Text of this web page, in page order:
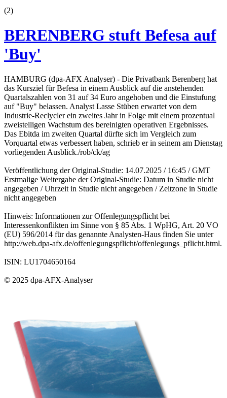
(2)
BERENBERG stuft Befesa auf
'Buy'
HAMBURG (dpa-AFX Analyser) - Die Privatbank Berenberg hat
das Kursziel für Befesa in einem Ausblick auf die anstehenden
Quartalszahlen von 31 auf 34 Euro angehoben und die Einstufung
auf "Buy" belassen. Analyst Lasse Stüben erwartet von dem
Industrie-Reclycler ein zweites Jahr in Folge mit einem prozentual
zweistelligen Wachstum des bereinigten operativen Ergebnisses.
Das Ebitda im zweiten Quartal dürfte sich im Vergleich zum
Vorquartal etwas verbessert haben, schrieb er in seinem am Dienstag
vorliegenden Ausblick./rob/ck/ag
Veröffentlichung der Original-Studie: 14.07.2025 / 16:45 / GMT
Erstmalige Weitergabe der Original-Studie: Datum in Studie nicht
angegeben / Uhrzeit in Studie nicht angegeben / Zeitzone in Studie
nicht angegeben
Hinweis: Informationen zur Offenlegungspflicht bei
Interessenkonflikten im Sinne von § 85 Abs. 1 WpHG, Art. 20 VO
(EU) 596/2014 für das genannte Analysten-Haus finden Sie unter
http://web.dpa-afx.de/offenlegungspflicht/offenlegungs_pflicht.html.
ISIN: LU1704650164
© 2025 dpa-AFX-Analyser